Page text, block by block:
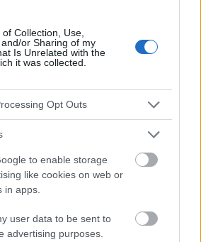
Collection, Use,
or Sharing of my
Is Unrelated with the
it was collected.
Opt Outs
to enable storage
like cookies on web or
in apps.
user data to be sent to
advertising purposes.
article/view/4576
Der Herausgeber und die
sind nicht für die Ergebnisse ihrer
Bevor Sie Ratschläge oder Tipps auf
ist es unbedingt erforderlich, einen Arzt